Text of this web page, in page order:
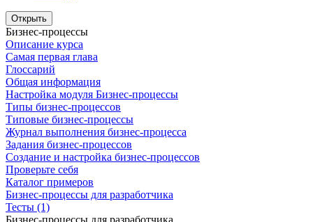
Открыть
Бизнес-процессы
Описание курса
Самая первая глава
Глоссарий
Общая информация
Настройка модуля Бизнес-процессы
Типы бизнес-процессов
Типовые бизнес-процессы
Журнал выполнения бизнес-процесса
Задания бизнес-процессов
Создание и настройка бизнес-процессов
Проверьте себя
Каталог примеров
Бизнес-процессы для разработчика
Тесты (1)
Бизнес-процессы для разработчика